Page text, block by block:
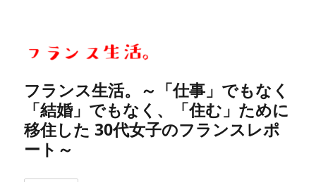
フランス生活。～「仕事」でもなく
「結婚」でもなく、「住む」ために
移住した 30代女子のフランスレポ
ート～